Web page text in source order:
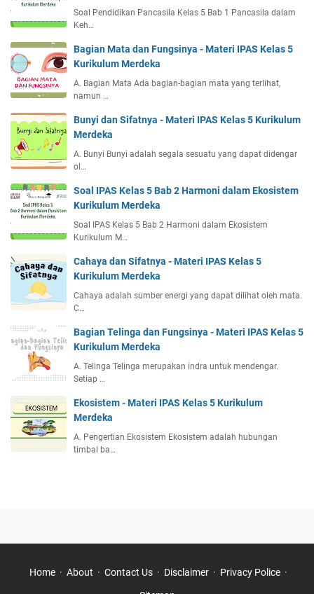
Soal Pendidikan Pancasila Kelas 5 Bab 1 Pancasila dalam
Keh…
Bagian Mata dan Fungsinya - Materi IPAS Kelas 5
Kurikulum Merdeka
A. Bagian Mata Ada bagian-bagian mata yang terlihat,
namun …
Bunyi dan Sifatnya - Materi IPAS Kelas 5 Kurikulum
Merdeka
A. Bunyi Bunyi adalah segala sesuatu yang dapat didengar
ol…
Soal IPAS Kelas 5 Bab 2 Harmoni dalam Ekosistem
Kurikulum Merdeka
Soal IPAS Kelas 5 Bab 2 Harmoni dalam Ekosistem
Kurikulum M…
Cahaya dan Sifatnya - Materi IPAS Kelas 5
Kurikulum Merdeka
Cahaya adalah sumber energi yang dapat dilihat oleh mata.
C…
Bagian Telinga dan Fungsinya - Materi IPAS Kelas 5
Kurikulum Merdeka
A. Telinga Telinga merupakan indra untuk mendengar.
Setiap …
Ekosistem - Materi IPAS Kelas 5 Kurikulum
Merdeka
A. Pengertian Ekosistem Ekosistem adalah hubungan
timbal ba…
Home About Contact Us Disclaimer Privacy Police